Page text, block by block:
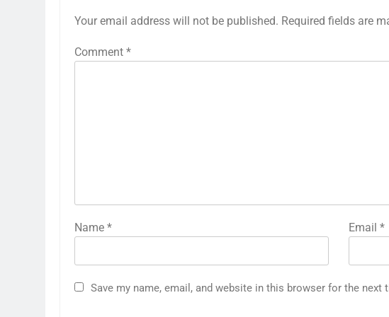
Your email address will not be published. Required fields are
Comment *
Name * Email*
Save my name, email, and website in this browser for the next